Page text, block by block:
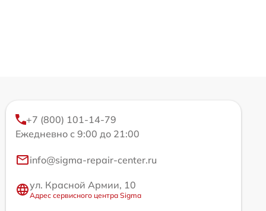
+7 (800) 101-14-79
Ежедневно с 9:00 до 21:00
info@sigma-repair-center.ru
ул. Красной Армии, 10
Адрес сервисного центра Sigma